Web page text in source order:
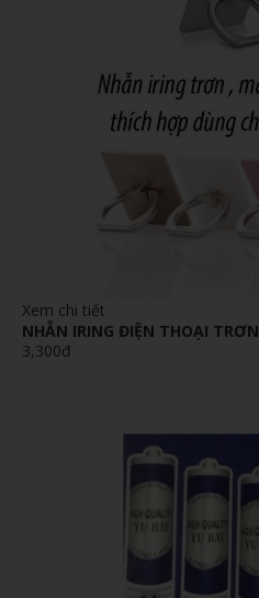
Xem chi tiết
NHẪN IRING ĐIỆN THOẠI TRƠN
3,300đ